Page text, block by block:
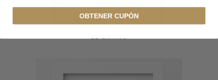
EL CAMINO
OBTENER CUPÓN